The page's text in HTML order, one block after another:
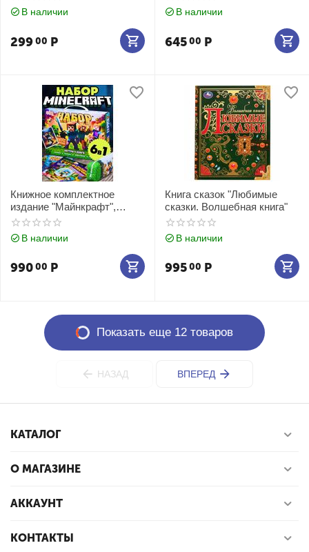
В наличии
29900 Р
В наличии
64500 Р
Книжное комплектное
издание "Майнкрафт",
книги, пенал, брелок
В наличии
99000 Р
Книга сказок "Любимые
сказки. Волшебная книга"
В наличии
99500 Р
Показать еще 12 товаров
НАЗАД ВПЕРЕД
КАТАЛОГ
О МАГАЗИНЕ
АККАУНТ
КОНТАКТЫ